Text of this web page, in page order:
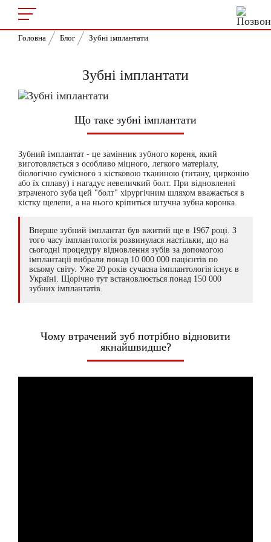
Головна Блог Зубні імплантати
Зубні імплантати
Що таке зубні імплантати
Зубний імплантат - це замінник зубного кореня, який
виготовляється з особливо міцного, легкого матеріалу,
біологічно сумісного з кістковою тканиною (титану, цирконію
або їх сплаву) і нагадує невеличкий болт. При відновленні
втраченого зуба цей "болт" хірургічним шляхом вважається в
кістку щелепи, а на нього кріпиться штучна зубна коронка.
Вперше зубний імплантат був вжитий ще в 1967 році. З
того часу імплантологія розвинулася настільки, що на
сьогодні процедуру відновлення зубів за допомогою
імплантації вибрали понад 10 000 000 пацієнтів по
всьому світу. Уже 20 років сучасна імплантологія існує в
Україні. Щорічно тут встановлюється понад 150 000
зубних імплантатів.
Чому втрачений зуб потрібно відновити
якнайшвидше?